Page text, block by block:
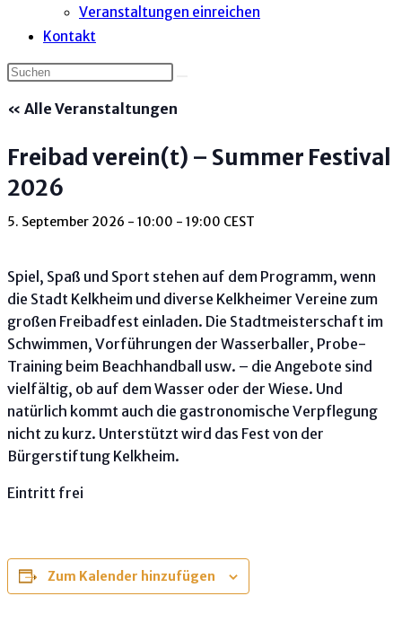
Veranstaltungen einreichen
Kontakt
« Alle Veranstaltungen
Freibad verein(t) – Summer Festival
2026
5. September 2026 - 10:00 - 19:00 CEST
Spiel, Spaß und Sport stehen auf dem Programm, wenn
die Stadt Kelkheim und diverse Kelkheimer Vereine zum
großen Freibadfest einladen. Die Stadtmeisterschaft im
Schwimmen, Vorführungen der Wasserballer, Probe-
Training beim Beachhandball usw. – die Angebote sind
vielfältig, ob auf dem Wasser oder der Wiese. Und
natürlich kommt auch die gastronomische Verpflegung
nicht zu kurz. Unterstützt wird das Fest von der
Bürgerstiftung Kelkheim.
Eintritt frei
Zum Kalender hinzufügen